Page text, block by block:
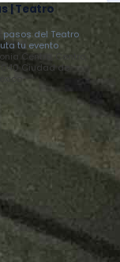
| Teatro
del Teatro
tu evento
Centro, Centro,
Ciudad de